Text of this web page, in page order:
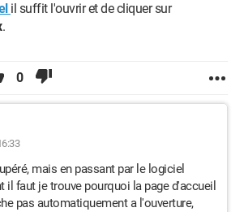
il suffit l'ouvrir et de cliquer sur
.
0
mais en passant par le logiciel
il faut je trouve pourquoi la page d'accueil
pas automatiquement a l'ouverture,